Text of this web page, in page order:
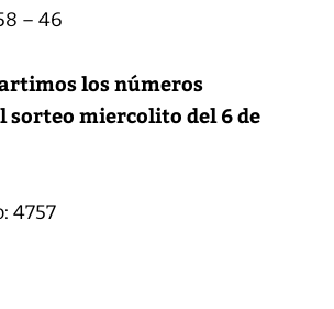
– 46
los números
sorteo miercolito del 6 de
4757